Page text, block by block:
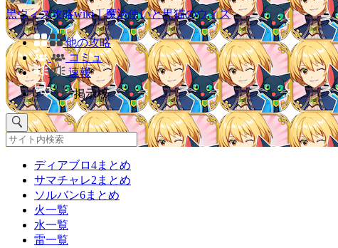
黒ウィズ攻略wiki｜魔法使いと黒猫のウィズ
他の攻略
コミュ
速報
掲示板
ディアブロ4まとめ
サマチャレ2まとめ
ソルバン6まとめ
火一覧
水一覧
雷一覧